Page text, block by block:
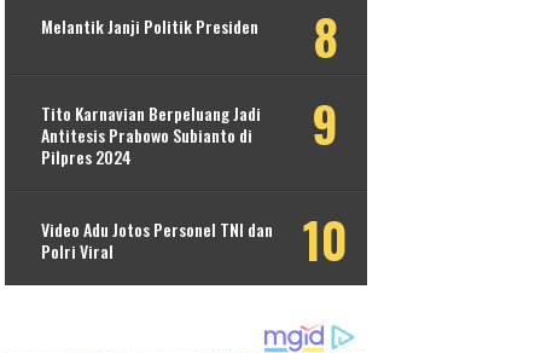
Melantik Janji Politik Presiden
Tito Karnavian Berpeluang Jadi
Antitesis Prabowo Subianto di
Pilpres 2024
Video Adu Jotos Personel TNI dan
Polri Viral